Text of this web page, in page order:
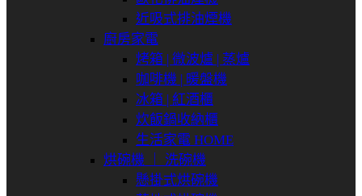
近吸式排油煙機
廚房家電
烤箱 | 微波爐 | 蒸爐
咖啡機 | 暖盤機
冰箱 | 紅酒櫃
炊飯鍋收納櫃
生活家電 HOME
烘碗機 ｜ 洗碗機
懸掛式烘碗機